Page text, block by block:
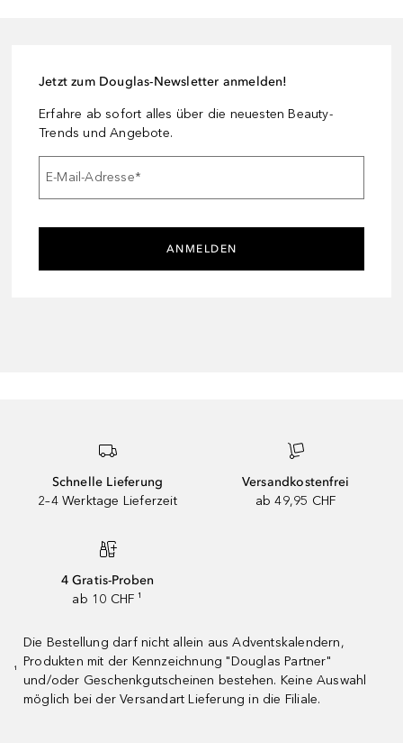
Jetzt zum Douglas-Newsletter anmelden!
Erfahre ab sofort alles über die neuesten Beauty-
Trends und Angebote.
E-Mail-Adresse*
ANMELDEN
Schnelle Lieferung
2–4 Werktage Lieferzeit
Versandkostenfrei
ab 49,95 CHF
4 Gratis-Proben
ab 10 CHF ¹
¹
Die Bestellung darf nicht allein aus Adventskalendern,
Produkten mit der Kennzeichnung "Douglas Partner"
und/oder Geschenkgutscheinen bestehen. Keine Auswahl
möglich bei der Versandart Lieferung in die Filiale.